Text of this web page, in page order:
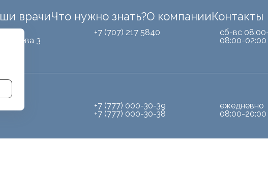
врачиЧто нужно знать?О компанииКонтакты
127Б
3
+7 (707) 217 5840
+7 (777) 000-30-39
+7 (777) 000-30-38
сб-вс
08:00-02:00
ежедневно
08:00-20:00